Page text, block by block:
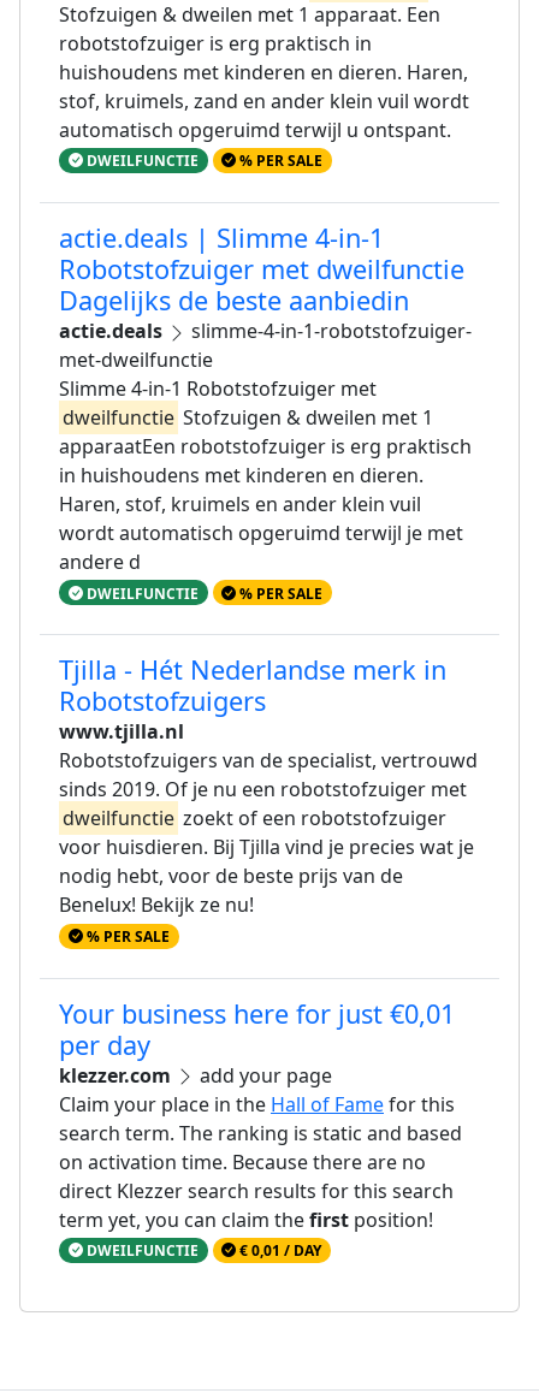
Stofzuigen & dweilen met 1 apparaat. Een
robotstofzuiger is erg praktisch in
huishoudens met kinderen en dieren. Haren,
stof, kruimels, zand en ander klein vuil wordt
automatisch opgeruimd terwijl u ontspant.
DWEILFUNCTIE % PER SALE
actie.deals | Slimme 4-in-1
Robotstofzuiger met dweilfunctie
Dagelijks de beste aanbiedin
actie.deals
slimme-4-in-1-robotstofzuiger-
met-dweilfunctie
Slimme 4-in-1 Robotstofzuiger met
dweilfunctie Stofzuigen & dweilen met 1
apparaatEen robotstofzuiger is erg praktisch
in huishoudens met kinderen en dieren.
Haren, stof, kruimels en ander klein vuil
wordt automatisch opgeruimd terwijl je met
andere d
DWEILFUNCTIE % PER SALE
Tjilla - Hét Nederlandse merk in
Robotstofzuigers
www.tjilla.nl
Robotstofzuigers van de specialist, vertrouwd
sinds 2019. Of je nu een robotstofzuiger met
dweilfunctie zoekt of een robotstofzuiger
voor huisdieren. Bij Tjilla vind je precies wat je
nodig hebt, voor de beste prijs van de
Benelux! Bekijk ze nu!
% PER SALE
Your business here for just €0,01
per day
klezzer.com
add your page
Claim your place in the Hall of Famefor this
search term. The ranking is static and based
on activation time. Because there are no
direct Klezzer search results for this search
term yet, you can claim thefirst position!
DWEILFUNCTIE € 0,01 / DAY